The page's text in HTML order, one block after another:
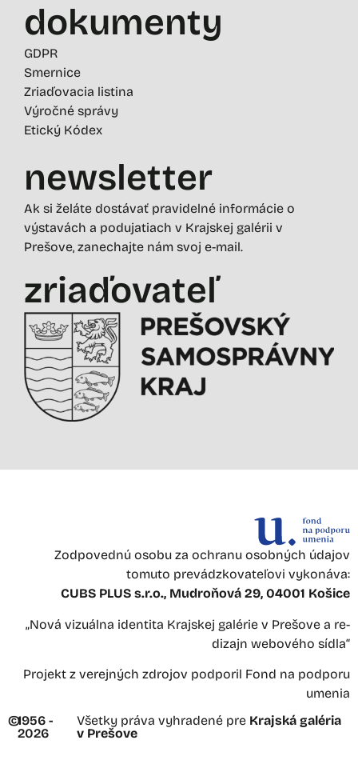
dokumenty
GDPR
Smernice
Zriaďovacia listina
Výročné správy
Etický Kódex
newsletter
Ak si želáte dostávať pravidelné informácie o
výstavách a podujatiach v Krajskej galérii v
Prešove, zanechajte nám svoj e-mail.
zriaďovateľ
Zodpovednú osobu za ochranu osobných údajov
tomuto prevádzkovateľovi vykonáva:
CUBS PLUS s.r.o., Mudroňová 29, 04001 Košice
„Nová vizuálna identita Krajskej galérie v Prešove a re-
dizajn webového sídla“
Projekt z verejných zdrojov podporil Fond na podporu
umenia
©1956 -
2026
Všetky práva vyhradené pre Krajská galéria
v Prešove